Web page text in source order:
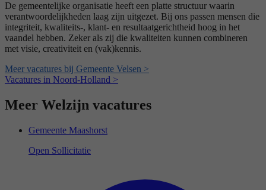
De gemeentelijke organisatie heeft een platte structuur waarin
verantwoordelijkheden laag zijn uitgezet. Bij ons passen mensen die
integriteit, kwaliteits-, klant- en resultaatgerichtheid hoog in het
vaandel hebben. Zeker als zij die kwaliteiten kunnen combineren
met visie, creativiteit en (vak)kennis.
Meer vacatures bij Gemeente Velsen >
Vacatures in Noord-Holland >
Meer Welzijn vacatures
Gemeente Maashorst
Open Sollicitatie